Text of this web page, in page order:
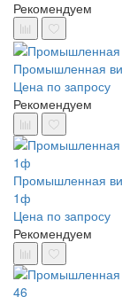
Рекомендуем
Промышленная
Цена по запросу
Рекомендуем
Промышленная
1ф
Цена по запросу
Рекомендуем